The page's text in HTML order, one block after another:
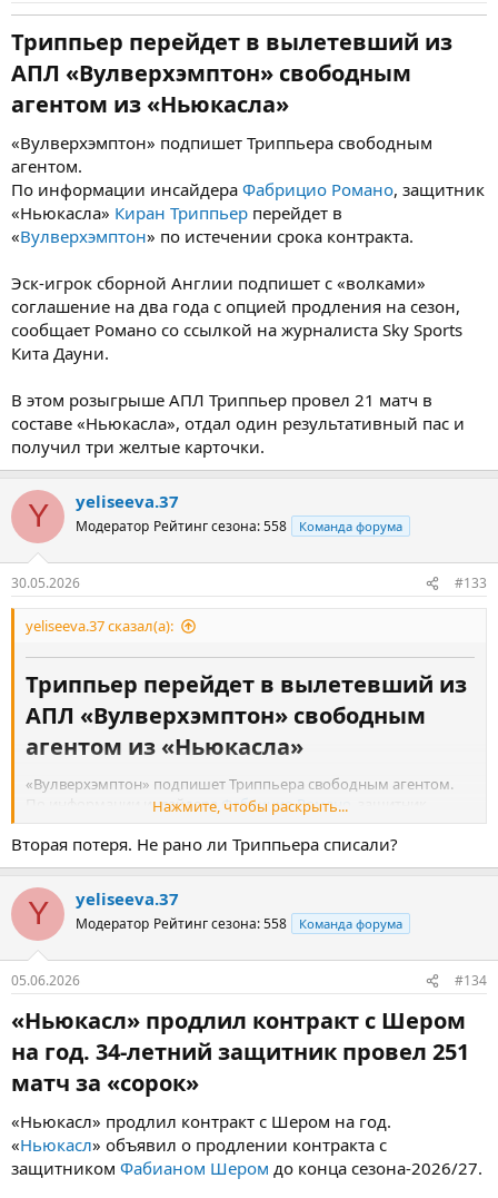
Триппьер перейдет в вылетевший из
АПЛ «Вулверхэмптон» свободным
агентом из «Ньюкасла»​
«Вулверхэмптон» подпишет Триппьера свободным
агентом.
По информации инсайдера Фабрицио Романо, защитник
«Ньюкасла» Киран Триппьер перейдет в
«Вулверхэмптон» по истечении срока контракта.
Эск-игрок сборной Англии подпишет с «волками»
соглашение на два года с опцией продления на сезон,
сообщает Романо со ссылкой на журналиста Sky Sports
Кита Дауни.
В этом розыгрыше АПЛ Триппьер провел 21 матч в
составе «Ньюкасла», отдал один результативный пас и
получил три желтые карточки.
Y yeliseeva.37
Модератор Рейтинг сезона: 558 Команда форума
30.05.2026 #133
yeliseeva.37 сказал(а):
Триппьер перейдет в вылетевший из
АПЛ «Вулверхэмптон» свободным
агентом из «Ньюкасла»​
«Вулверхэмптон» подпишет Триппьера свободным агентом.
По информации инсайдера Фабрицио Романо
«Ньюкасла»Киран Триппьерперейдет в «Вулверхэмптон» по
истечении срока контракта.
Эск-игрок сборной Англии подпишет с «волками» соглашение
на два года с опцией продления на сезон, сообщает Романо со
ссылкой на журналиста Sky Sports Кита Дауни.
В этом розыгрыше АПЛ Триппьер провел 21 матч в составе
«Ньюкасла», отдал один результативный пас и получил три
Нажмите, чтобы раскрыть...
Вторая потеря. Не рано ли Триппьера списали?
Y yeliseeva.37
Модератор Рейтинг сезона: 558 Команда форума
05.06.2026 #134
«Ньюкасл» продлил контракт с Шером
на год. 34-летний защитник провел 251
матч за «сорок»​
«Ньюкасл» продлил контракт с Шером на год.
«Ньюкасл» объявил о продлении контракта с
защитником Фабианом Шером до конца сезона-2026/27.